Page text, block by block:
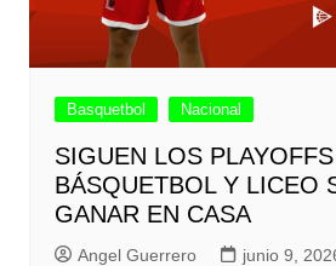
Basquetbol Nacional
SIGUEN LOS
BÁSQUETBOL Y LICEO
GANAR EN CASA
Angel Guerrero junio 9,